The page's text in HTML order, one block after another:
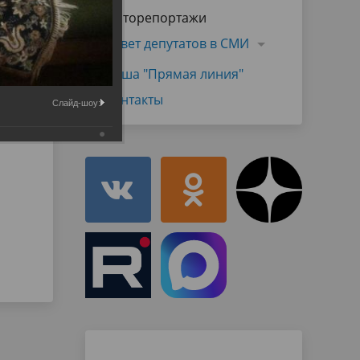
Муниципальная служба
Объявления
имущественного характера
Информационные материалы
Фоторепортажи
Совет депутатов в СМИ
Наша "Прямая линия"
Контакты
Слайд-шоу: